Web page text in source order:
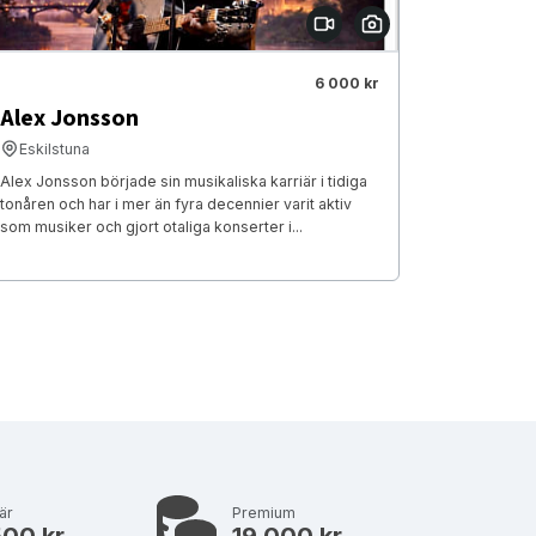
6 000 kr
Alex Jonsson
Eskilstuna
Alex Jonsson började sin musikaliska karriär i tidiga
tonåren och har i mer än fyra decennier varit aktiv
som musiker och gjort otaliga konserter i...
Premium